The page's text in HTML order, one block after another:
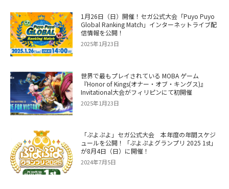
1月26日（日）開催！セガ公式大会「Puyo Puyo
Global Ranking Match」インターネットライブ配
信情報を公開！
2025年1月23日
世界で最もプレイされている MOBA ゲーム
『Honor of Kings(オナー・オブ・キングス)』
Invitational大会がフィリピンにて初開催
2025年1月23日
「ぷよぷよ」セガ公式大会 本年度の年間スケジ
ュールを公開！「ぷよぷよグランプリ 2025 1st」
が8月4日（日）に開催！
2024年7月5日